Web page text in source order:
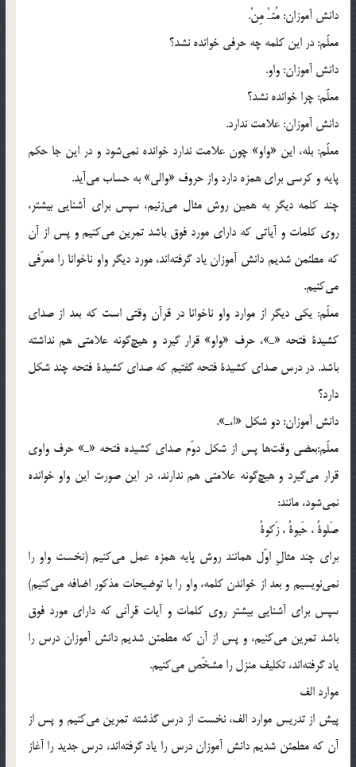
دانش آموزان: مُئـْ مِنْ.
معلّم: در اين كلمه چه حرفي خوانده نشد؟
دانش آموزان: واو.
معلّم: چرا خوانده نشد؟
دانش آموزان: علامت ندارد.
معلّم: بله، اين «واو» چون علامت ندارد خوانده نمي‌شود و در اين جا حكم
پايه و كرسي براي همزه دارد واز حروف «والي» به حساب مي‌آيد.
چند كلمه ديگر به همين روش مثال مي‌زنيم، سپس براي آشنايي بيشتر،
روي كلمات و آياتي كه داراي مورد فوق باشد تمرين مي‌كنيم و پس از آن
كه مطئمن شديم دانش آموزان ياد گرفته‌اند، مورد ديگر واو ناخوانا را معرّفي
مي‌كنيم.
معلّم: يكي ديگر از موارد واو ناخوانا در قرآن وقتي است كه بعد از صداي
كشيدة فتحه «ـ»، حرف «واو» قرار گيرد و هيچ‌گونه علامتي هم نداشته
باشد. در درس صداي كشيدة فتحه گفتيم كه صداي كشيدة فتحه چند شكل
دارد؟
دانش آموزان: دو شكل «ا،ـ».
معلّم:بعضي وقت‌ها پس از شكل دوّم صداي كشيده فتحه «ـ» حرف واوي
قرار مي‌گيرد و هيچ‌گونه علامتي هم ندارند، در اين صورت اين واو خوانده
نمي‌شود، مانند:
صَلوةُ ، حَيوةُ ، زَكوةُ
براي چند مثالِ اوّل همانند روش پايه همزه عمل مي‌كنيم (نخست واو را
نمي‌نويسيم و بعد از خواندن كلمه، واو را با توضيحات مذكور اضافه مي‌كنيم)
سپس براي آشنايي بيشتر روي كلمات و آيات قرآني كه داراي مورد فوق
باشد تمرين مي‌كنيم، و پس از آن كه مطمئن شديم دانش آموزان درس را
ياد گرفته‌اند، تكليف منزل را مشخّص مي‌كنيم.
موارد الف
پيش از تدريس موارد الف، نخست از درس گذشته تمرين مي‌كنيم و پس از
آن كه مطمئن شديم دانش آموزان درس را ياد گرفته‌اند، درس جديد را آغاز